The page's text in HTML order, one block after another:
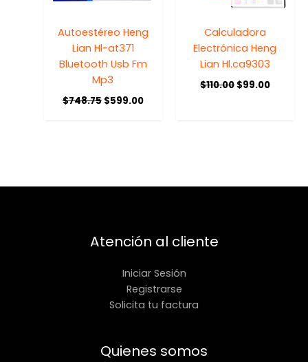
Autoestéreo Heng
Lian Hl-at371
Bluetooth Usb Fm
Mp3
$748.75 $599.00
Calculadora
Electrónica Heng
Lian Hl.ca9303
$110.00 $99.00
Atención al cliente
Iniciar Sesión
Registrarse
Solicita tu factura
Quienes somos